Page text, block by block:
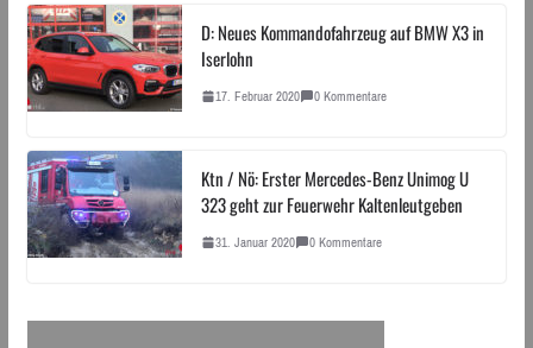
D: Neues Kommandofahrzeug auf BMW X3 in
Iserlohn
17. Februar 2020 0 Kommentare
Ktn / Nö: Erster Mercedes-Benz Unimog U
323 geht zur Feuerwehr Kaltenleutgeben
31. Januar 2020 0 Kommentare